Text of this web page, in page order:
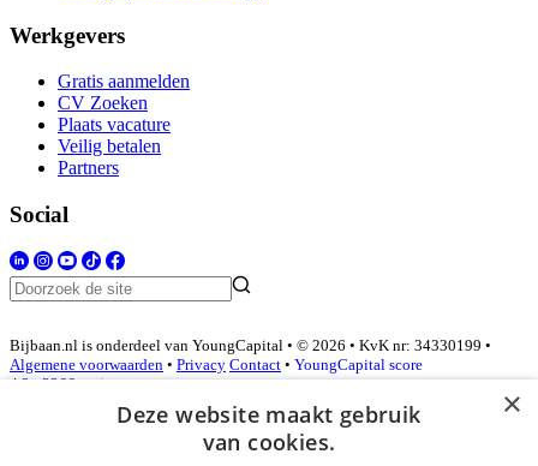
Werkgevers
Gratis aanmelden
CV Zoeken
Plaats vacature
Veilig betalen
Partners
Social
Bijbaan.nl is onderdeel van YoungCapital • © 2026 • KvK nr: 34330199 •
Algemene voorwaarden • Privacy Contact • YoungCapital score
4.3 - 3366 reviews
×
Deze website maakt gebruik
van cookies.